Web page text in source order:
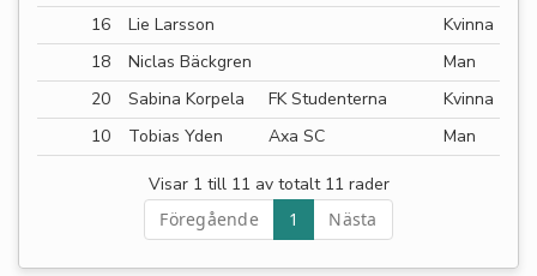
16
Lie Larsson
Kvinna
18
Niclas Bäckgren
Man
20
Sabina Korpela FK Studenterna
Kvinna
10
Tobias Yden Axa SC Man
Visar 1 till 11 av totalt 11 rader
Föregående
1 Nästa